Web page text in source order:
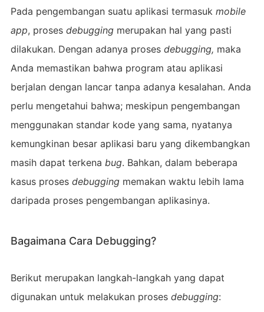
Pada pengembangan suatu aplikasi termasuk mobile
app, proses debuggingmerupakan hal yang pasti
dilakukan. Dengan adanya proses debugging, maka
Anda memastikan bahwa program atau aplikasi
berjalan dengan lancar tanpa adanya kesalahan. Anda
perlu mengetahui bahwa; meskipun pengembangan
menggunakan standar kode yang sama, nyatanya
kemungkinan besar aplikasi baru yang dikembangkan
masih dapat terkena bug. Bahkan, dalam beberapa
kasus proses debuggingmemakan waktu lebih lama
daripada proses pengembangan aplikasinya.
Bagaimana Cara Debugging?
Berikut merupakan langkah-langkah yang dapat
digunakan untuk melakukan proses debugging: